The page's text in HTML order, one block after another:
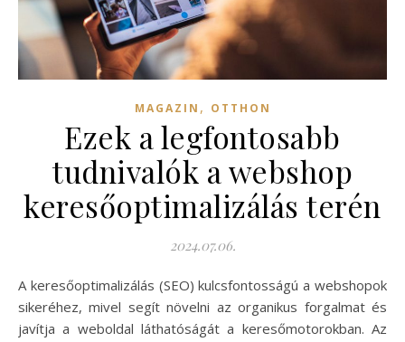
MAGAZIN , OTTHON
Ezek a legfontosabb
tudnivalók a webshop
keresőoptimalizálás terén
2024.07.06.
A keresőoptimalizálás (SEO) kulcsfontosságú a webshopok
sikeréhez, mivel segít növelni az organikus forgalmat és
javítja a weboldal láthatóságát a keresőmotorokban. Az